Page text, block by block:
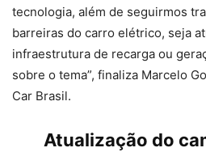
tecnologia, além de seguirmos
barreiras do carro elétrico, seja
infraestrutura de recarga ou
sobre o tema”, finaliza Marcelo
Car Brasil.
Atualização do